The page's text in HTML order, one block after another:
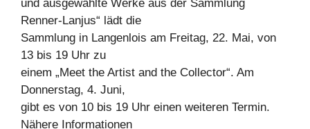
und ausgewählte Werke aus der Sammlung
Renner-Lanjus“ lädt die
Sammlung in Langenlois am Freitag, 22. Mai, von
13 bis 19 Uhr zu
einem „Meet the Artist and the Collector“. Am
Donnerstag, 4. Juni,
gibt es von 10 bis 19 Uhr einen weiteren Termin.
Nähere Informationen